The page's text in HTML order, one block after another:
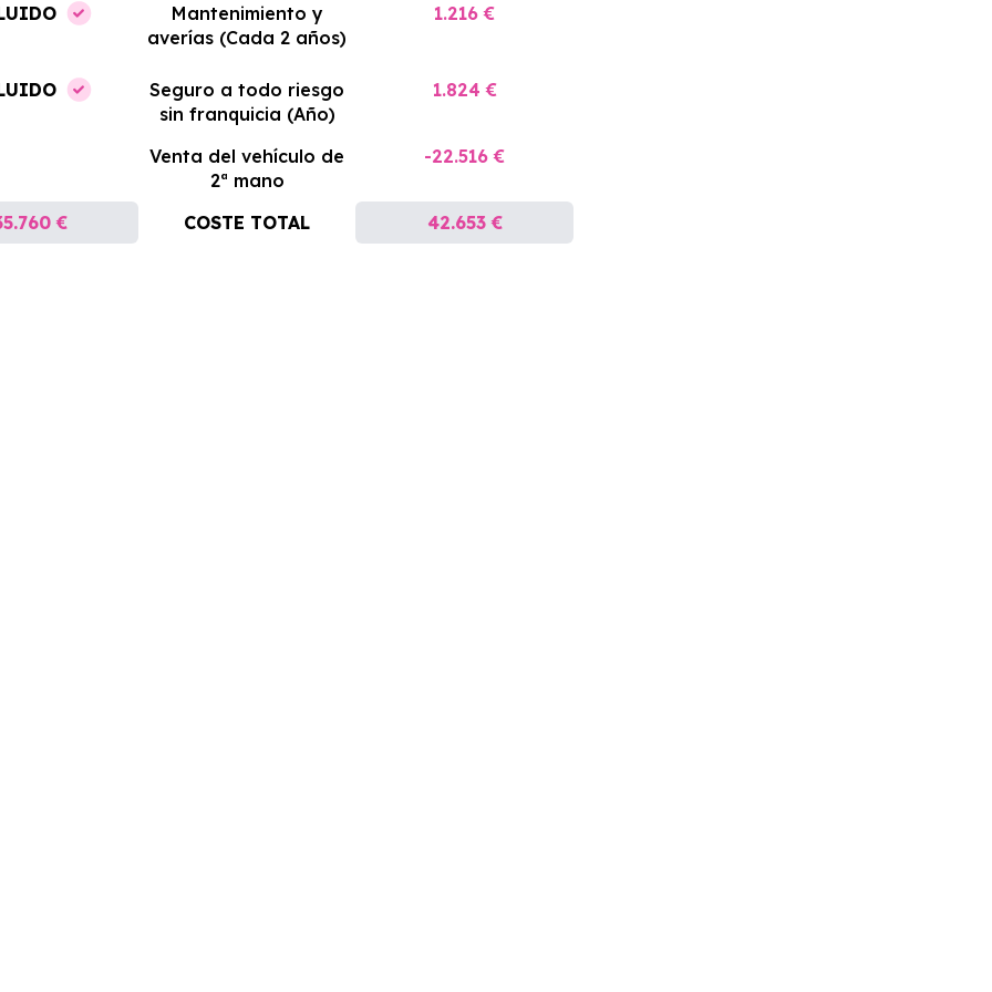
Mantenimiento y
averías (Cada 2 años)
1.216 €
Seguro a todo riesgo
sin franquicia (Año)
1.824 €
Venta del vehículo de
2ª mano
-22.516 €
€ COSTE TOTAL 42.653 €